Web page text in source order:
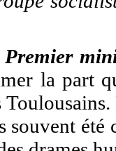
Premier
la part
souvent été